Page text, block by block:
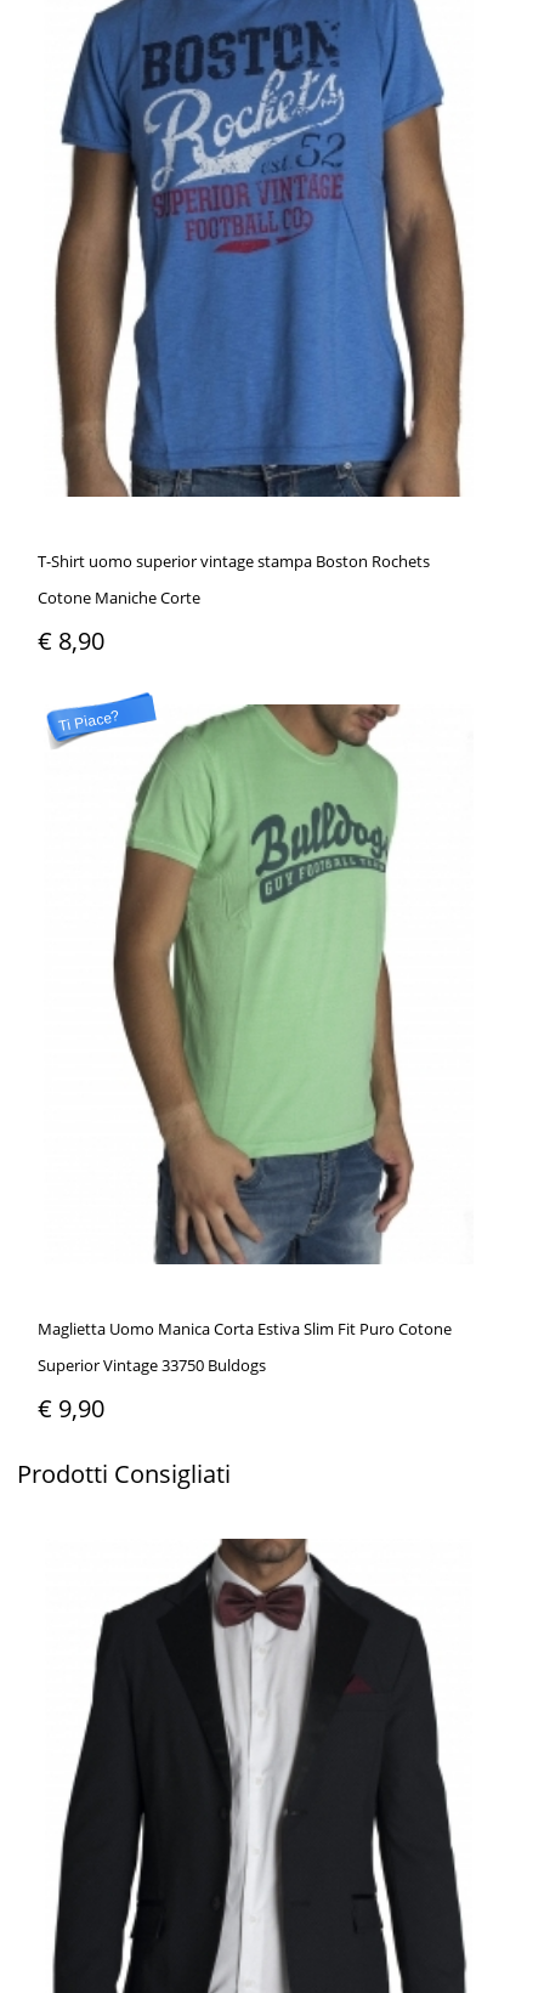
T-Shirt uomo superior vintage stampa Boston Rochets
Cotone Maniche Corte
€ 8,90
Ti Piace?
Maglietta Uomo Manica Corta Estiva Slim Fit Puro Cotone
Superior Vintage 33750 Buldogs
€ 9,90
Prodotti Consigliati